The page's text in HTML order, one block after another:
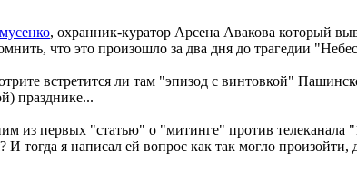
, охранник-куратор Арсена Авакова который
что это произошло за два дня до трагедии
встретится ли там "эпизод с винтовкой"
празднике...
из первых "статью" о "митинге" против
тогда я написал ей вопрос как так могло произойти,